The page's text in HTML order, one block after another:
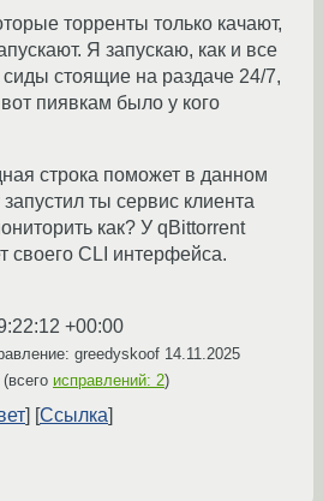
торренты только качают,
Я запускаю, как и все
стоящие на раздаче 24/7,
пиявкам было у кого
строка поможет в данном
ты сервис клиента
как? У qBittorrent
своего CLI интерфейса.
+00:00
greedyskoof 14.11.2025
(всего исправлений: 2)
Ссылка